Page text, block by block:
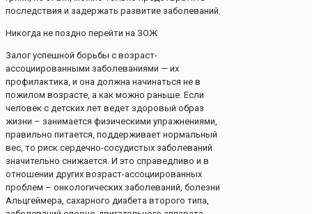
последствия и задержать развитие заболеваний.
Никогда не поздно перейти на ЗОЖ
Залог успешной борьбы с возраст-
ассоциированными заболеваниями — их
профилактика, и она должна начинаться не в
пожилом возрасте, а как можно раньше. Если
человек с детских лет ведет здоровый образ
жизни – занимается физическими упражнениями,
правильно питается, поддерживает нормальный
вес, то риск сердечно-сосудистых заболеваний
значительно снижается. И это справедливо и в
отношении других возраст-ассоциированных
проблем – онкологических заболеваний, болезни
Альцгеймера, сахарного диабета второго типа,